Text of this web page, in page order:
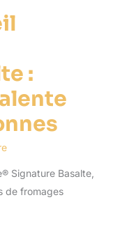
:
Signature Basalte,
de fromages